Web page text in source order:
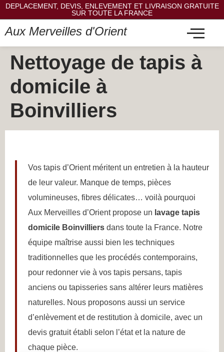
DEPLACEMENT, DEVIS, ENLEVEMENT ET LIVRAISON GRATUITE
SUR TOUTE LA FRANCE
Aux Merveilles d'Orient
Nettoyage de tapis à
domicile à
Boinvilliers
Vos tapis d’Orient méritent un entretien à la hauteur
de leur valeur. Manque de temps, pièces
volumineuses, fibres délicates… voilà pourquoi
Aux Merveilles d’Orient propose un lavage tapis
domicile Boinvilliers dans toute la France. Notre
équipe maîtrise aussi bien les techniques
traditionnelles que les procédés contemporains,
pour redonner vie à vos tapis persans, tapis
anciens ou tapisseries sans altérer leurs matières
naturelles. Nous proposons aussi un service
d’enlèvement et de restitution à domicile, avec un
devis gratuit établi selon l’état et la nature de
chaque pièce.